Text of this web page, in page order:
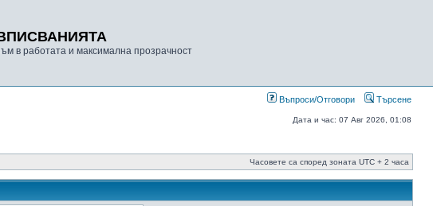
в работата и максимална прозрачност
Въпроси/Отговори Търсене
Дата и час: 07 Авг 2026, 01:08
Часовете са според зоната UTC + 2 часа